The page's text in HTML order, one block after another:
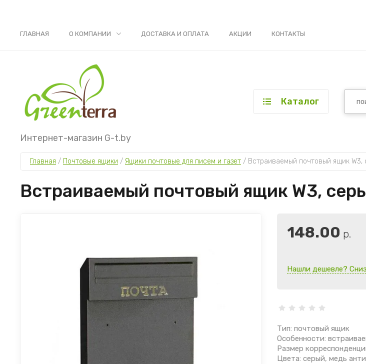
ГЛАВНАЯ О КОМПАНИИ ДОСТАВКА И ОПЛАТА АКЦИИ КОНТАКТЫ
Интернет-магазин G-t.by
Каталог
Главная / Почтовые ящики / Ящики почтовые для писем и газет / Встраиваемый почтовый ящик W3,
Встраиваемый почтовый ящик W3,
148.00 р.
Нашли дешевле?
Тип: почтовый ящик
Особенности:
Размер
Цвета: серый, медь